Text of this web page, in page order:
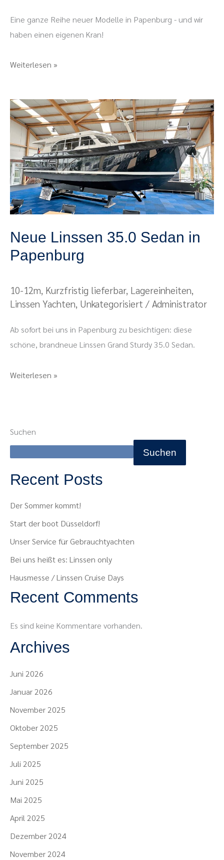
Eine ganze Reihe neuer Modelle in Papenburg - und wir
haben einen eigenen Kran!
Weiterlesen »
Neue Linssen 35.0 Sedan in
Papenburg
10-12m, Kurzfristig lieferbar, Lagereinheiten,
Linssen Yachten, Unkategorisiert / Administrator
Ab sofort bei uns in Papenburg zu besichtigen: diese
schöne, brandneue Linssen Grand Sturdy 35.0 Sedan.
Neue
Linssen
35.0
Sedan
in
Papenburg
Weiterlesen »
Suchen
Suchen
Recent Posts
Der Sommer kommt!
Start der boot Düsseldorf!
Unser Service für Gebrauchtyachten
Bei uns heißt es: Linssen only
Hausmesse / Linssen Cruise Days
Recent Comments
Es sind keine Kommentare vorhanden.
Archives
Juni 2026
Januar 2026
November 2025
Oktober 2025
September 2025
Juli 2025
Juni 2025
Mai 2025
April 2025
Dezember 2024
November 2024